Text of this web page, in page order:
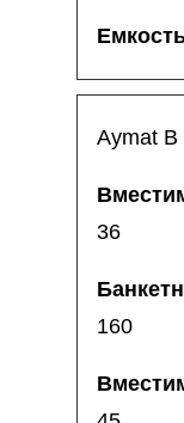
Aymat B
36
160